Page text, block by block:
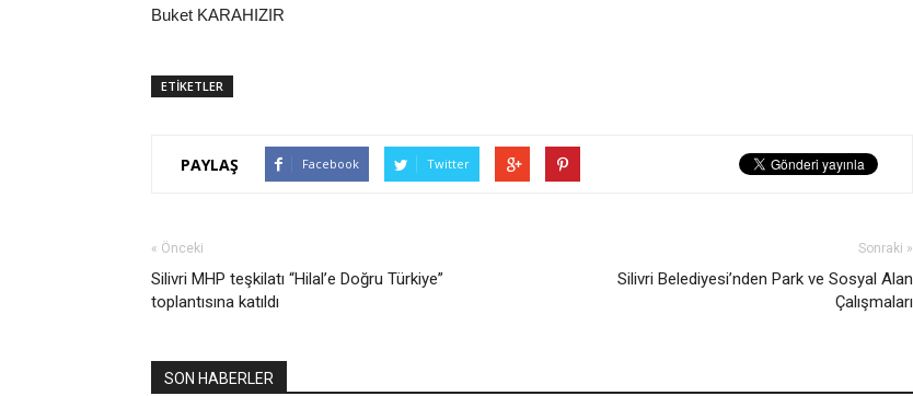
Buket KARAHIZIR
ETİKETLER
PAYLAŞ Facebook Twitter
« Önceki
Silivri MHP teşkilatı “Hilal’e Doğru Türkiye”
toplantısına katıldı
Sonraki »
Silivri Belediyesi’nden Park ve Sosyal Alan
Çalışmaları
SON HABERLER